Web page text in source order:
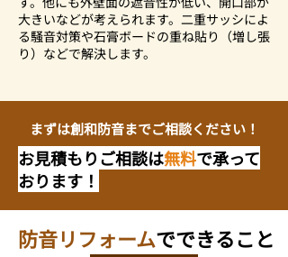
大きいなどが考えられます。二重サッシによ
る騒音対策や石膏ボードの重ね貼り（増し張
り）などで解決します。
まずは創和防音までご相談ください！
お見積もりご相談は無料で承って
おります！
防音リフォームでできること